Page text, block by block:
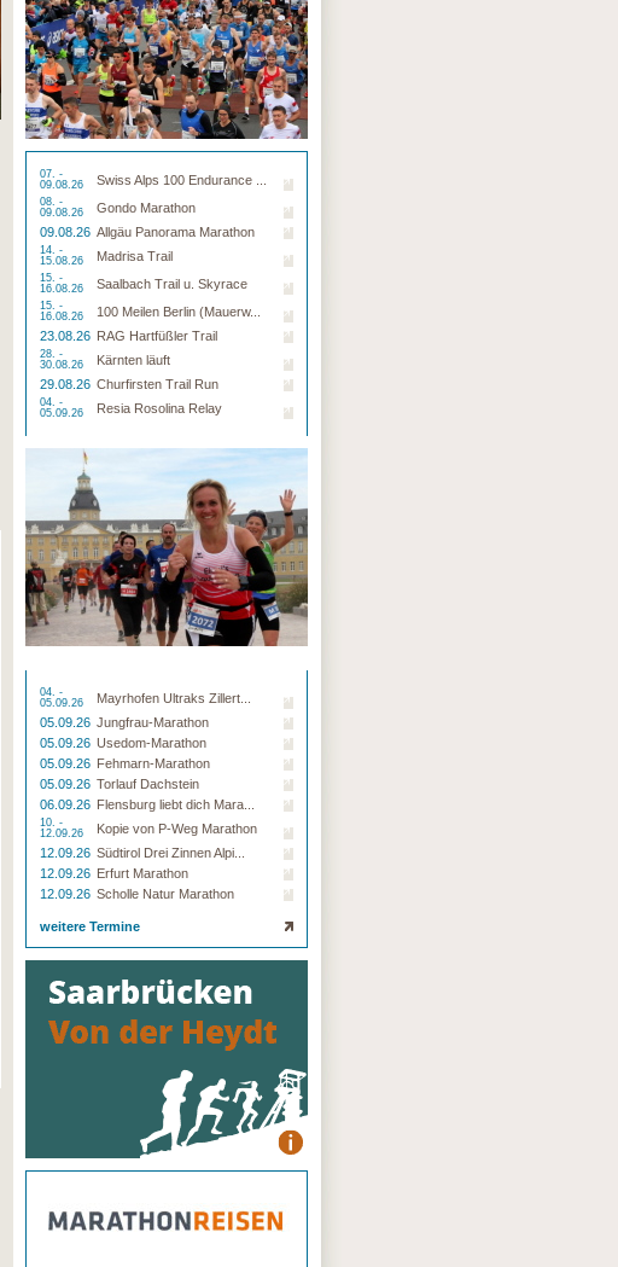
07. -
09.08.26
Swiss Alps 100 Endurance ...
08. -
09.08.26
Gondo Marathon
09.08.26 Allgäu Panorama Marathon
14. -
15.08.26
Madrisa Trail
15. -
16.08.26
Saalbach Trail u. Skyrace
15. -
16.08.26
100 Meilen Berlin (Mauerw...
23.08.26 RAG Hartfüßler Trail
28. -
30.08.26
Kärnten läuft
29.08.26 Churfirsten Trail Run
04. -
05.09.26
Resia Rosolina Relay
04. -
05.09.26
Mayrhofen Ultraks Zillert...
05.09.26 Jungfrau-Marathon
05.09.26 Usedom-Marathon
05.09.26 Fehmarn-Marathon
05.09.26 Torlauf Dachstein
06.09.26 Flensburg liebt dich Mara...
10. -
12.09.26
Kopie von P-Weg Marathon
12.09.26 Südtirol Drei Zinnen Alpi...
12.09.26 Erfurt Marathon
12.09.26 Scholle Natur Marathon
weitere Termine